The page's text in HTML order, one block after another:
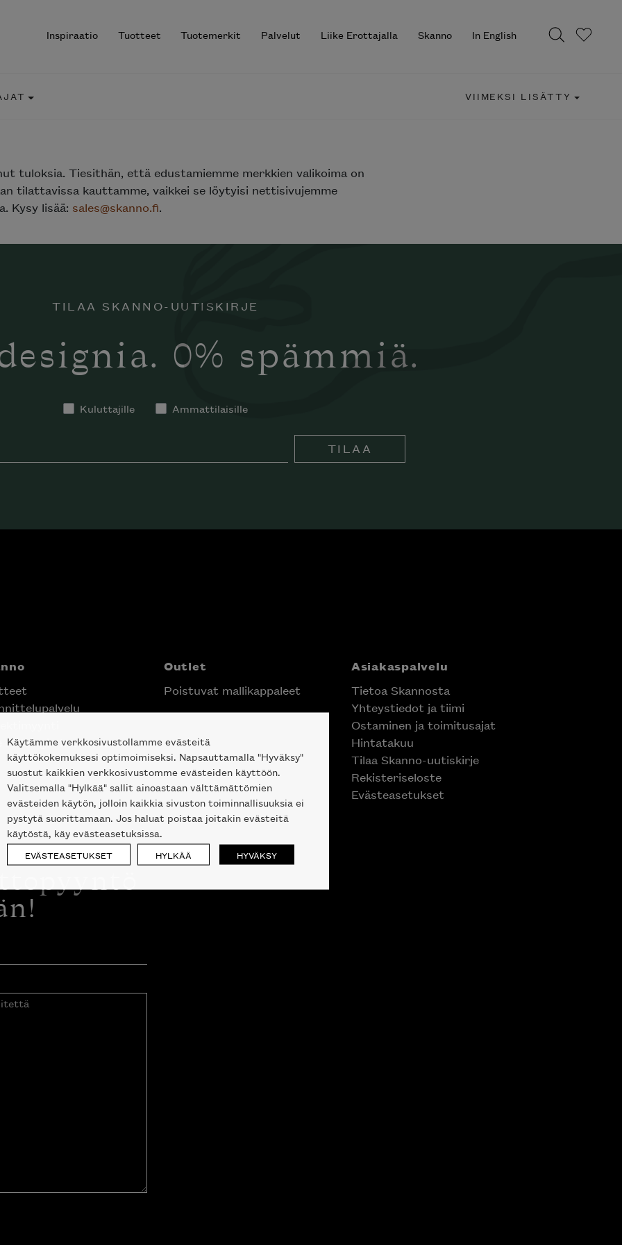
Inspiraatio Tuotteet Tuotemerkit Palvelut Liike Erottajalla Skanno In English
VIIMEKSI LISÄTTY
tuloksia. Tiesithän, että edustamiemme merkkien valikoima on
tilattavissa kauttamme, vaikkei se löytyisi nettisivujemme
Kysy lisää: sales@skanno.fi.
TILAA SKANNO-UUTISKIRJE
0% spämmiä.
Kuluttajille Ammattilaisille
TILAA
Helsingin keskustassa
Outlet
Poistuvat mallikappaleet
Asiakaspalvelu
Tietoa Skannosta
Yhteystiedot ja tiimi
Ostaminen ja toimitusajat
Hintatakuu
Tilaa Skanno-uutiskirje
Rekisteriseloste
Evästeasetukset
Käytämme verkkosivustollamme evästeitä
käyttökokemuksesi optimoimiseksi. Napsauttamalla "Hyväksy"
suostut kaikkien verkkosivustomme evästeiden käyttöön.
Valitsemalla "Hylkää" sallit ainoastaan välttämättömien
evästeiden käytön, jolloin kaikkia sivuston toiminnallisuuksia ei
pystytä suorittamaan. Jos haluat poistaa joitakin evästeitä
käytöstä, käy evästeasetuksissa.
EVÄSTEASETUKSET HYLKÄÄ HYVÄKSY